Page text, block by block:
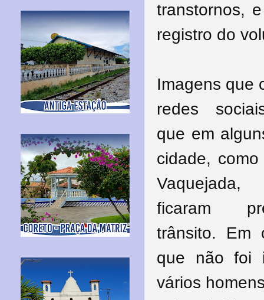
transtornos,
registro do
Imagens que
redes
que em
cidade,
ficaram
trânsito. Em
que não foi
vários